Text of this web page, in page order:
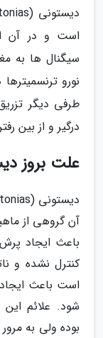
است و در آن
سیگنال ها به
نورو
طرفی دیگر
درگیر و از بین
علت بروز
آن گروهی از
باعث ایجاد
کنترل نشده و
است باعث
شود. علائم
بوده ولی به